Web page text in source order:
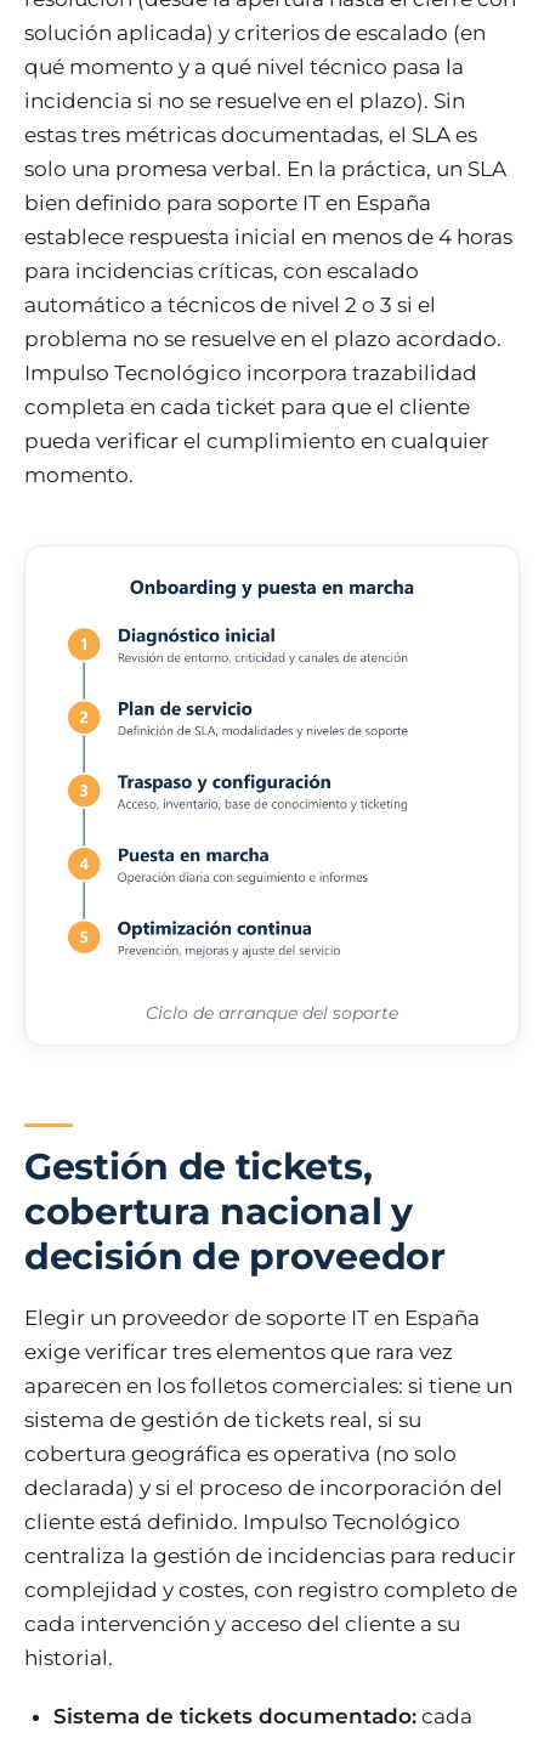
solución aplicada) y criterios de escalado (en
qué momento y a qué nivel técnico pasa la
incidencia si no se resuelve en el plazo). Sin
estas tres métricas documentadas, el SLA es
solo una promesa verbal. En la práctica, un SLA
bien definido para soporte IT en España
establece respuesta inicial en menos de 4 horas
para incidencias críticas, con escalado
automático a técnicos de nivel 2 o 3 si el
problema no se resuelve en el plazo acordado.
Impulso Tecnológico incorpora trazabilidad
completa en cada ticket para que el cliente
pueda verificar el cumplimiento en cualquier
momento.
Ciclo de arranque del soporte
Gestión de tickets,
cobertura nacional y
decisión de proveedor
Elegir un proveedor de soporte IT en España
exige verificar tres elementos que rara vez
aparecen en los folletos comerciales: si tiene un
sistema de gestión de tickets real, si su
cobertura geográfica es operativa (no solo
declarada) y si el proceso de incorporación del
cliente está definido. Impulso Tecnológico
centraliza la gestión de incidencias para reducir
complejidad y costes, con registro completo de
cada intervención y acceso del cliente a su
historial.
Sistema de tickets documentado: cada